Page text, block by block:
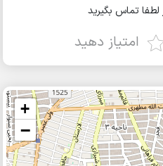
تماس بگیرید
امتیاز دهید
+
−